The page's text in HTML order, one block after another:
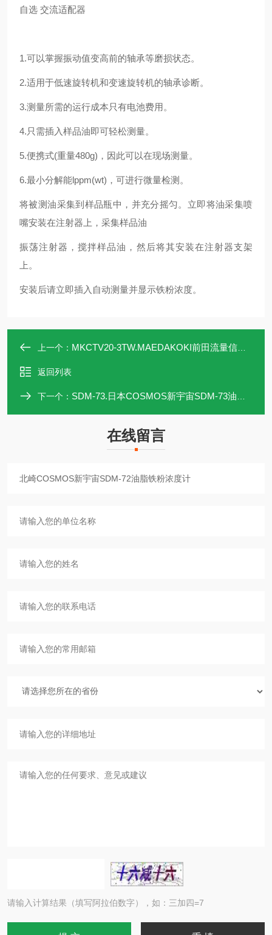
自选 交流适配器
1.可以掌握振动值变高前的轴承等磨损状态。
2.适用于低速旋转机和变速旋转机的轴承诊断。
3.测量所需的运行成本只有电池费用。
4.只需插入样品油即可轻松测量。
5.便携式(重量480g)，因此可以在现场测量。
6.最小分解能lppm(wt)，可进行微量检测。
将被测油采集到样品瓶中，并充分摇匀。立即将油采集喷
嘴安装在注射器上，采集样品油
振荡注射器，搅拌样品油，然后将其安装在注射器支架
上。
安装后请立即插入自动测量并显示铁粉浓度。
上一个： MKCTV20-3TW.MAEDAKOKI前田流量信号计MKCTV20-3TW
返回列表
下一个： SDM-73.日本COSMOS新宇宙SDM-73油脂铁粉浓度计
在线留言
请输入计算结果（填写阿拉伯数字），如：三加四=7